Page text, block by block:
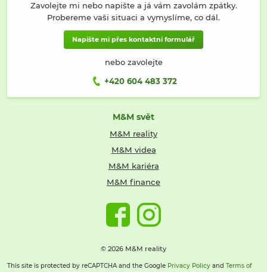
Zavolejte mi nebo napište a já vám zavolám zpátky.
Probereme vaši situaci a vymyslíme, co dál.
Napište mi přes kontaktní formulář
nebo zavolejte
+420 604 483 372
M&M svět
M&M reality
M&M videa
M&M kariéra
M&M finance
© 2026 M&M reality
This site is protected by reCAPTCHA and the Google Privacy Policy and Terms of